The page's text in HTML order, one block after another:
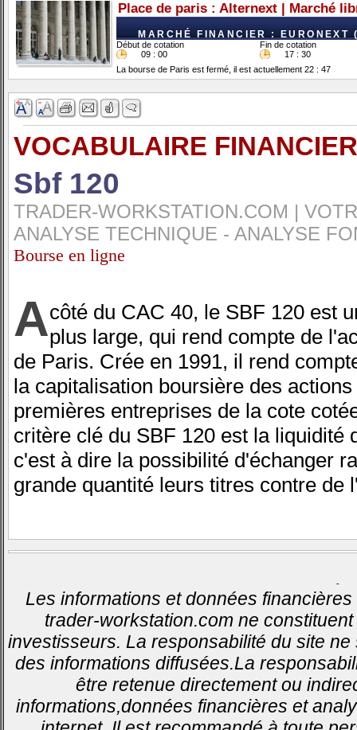
Place de paris : Alternext | Marché
MARCHÉ FINANCIER : EURONEXT
Début de cotation
Fin de cotation
09 : 00
17 : 30
La bourse de Paris est fermé, il est actuellement 22 : 47
VOCABULAIRE
Sbf 120
TRADER-WORKSTATION.COM |
ANALYSE TECHNIQUE - ANALYSE
Bourse en ligne
Acôté du CAC 40, le SBF 120 est
plus large, qui rend compte de
de Paris. Crée en 1991, il rend
la capitalisation boursière des
premières entreprises de la cote
critère clé du SBF 120 est la liquidité
c'est à dire la possibilité d'échanger
grande quantité leurs titres contre de
-
Les informations et données
trader-workstation.com ne
investisseurs. La responsabilité du site
des informations diffusées.La
être retenue directement ou
informations,données financières et